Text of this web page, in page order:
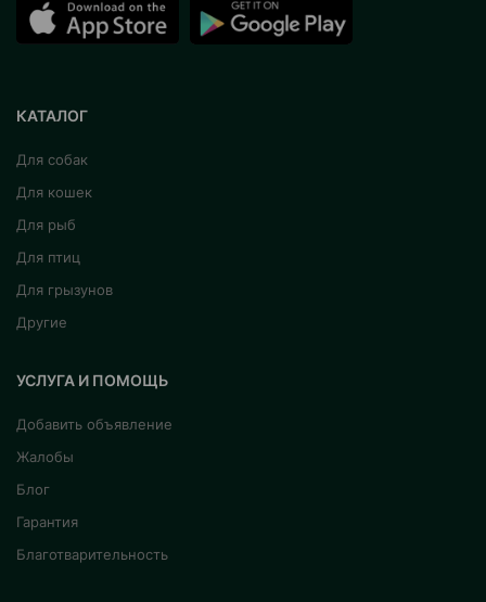
КАТАЛОГ
Для собак
Для кошек
Для рыб
Для птиц
Для грызунов
Другие
УСЛУГА И ПОМОЩЬ
Добавить объявление
Жалобы
Блог
Гарантия
Благотварительность